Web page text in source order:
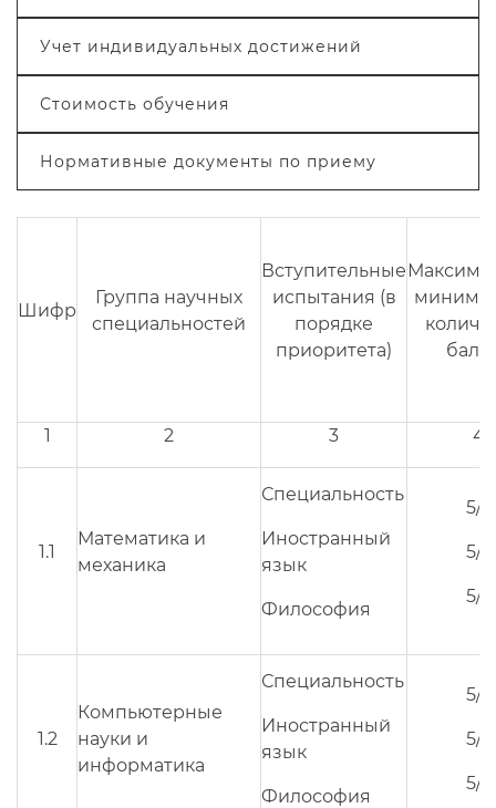
Учет индивидуальных достижений
Стоимость обучения
Нормативные документы по приему
Шифр
Группа научных
специальностей
Вступительные
испытания (в
порядке
приоритета)
1 2 3 4
1.1
Математика и
механика
Специальность
Иностранный
язык
Философия
5/3
5/3
5/3
1.2
Компьютерные
науки и
информатика
Специальность
Иностранный
язык
Философия
5/3
5/3
5/3